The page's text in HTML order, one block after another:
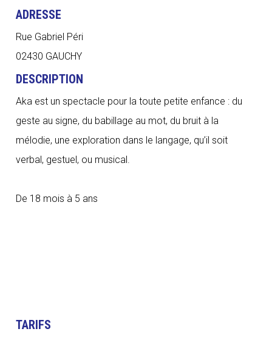
ADRESSE
Rue Gabriel Péri
02430 GAUCHY
DESCRIPTION
Aka est un spectacle pour la toute petite enfance : du
geste au signe, du babillage au mot, du bruit à la
mélodie, une exploration dans le langage, qu’il soit
verbal, gestuel, ou musical.
De 18 mois à 5 ans
TARIFS